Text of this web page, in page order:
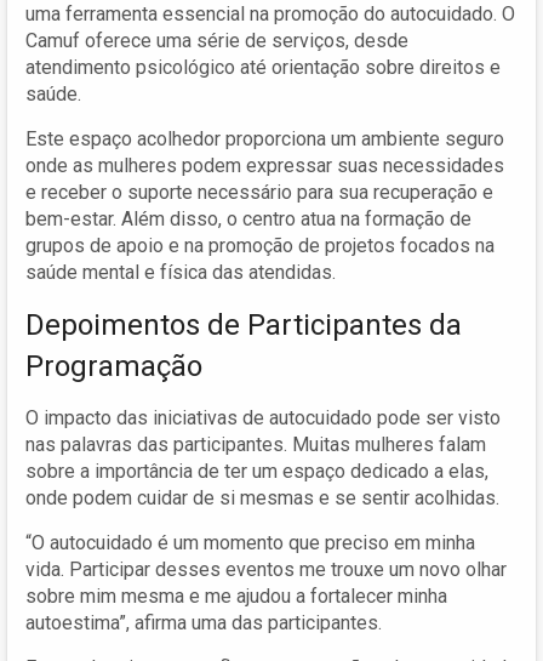
uma ferramenta essencial na promoção do autocuidado. O
Camuf oferece uma série de serviços, desde
atendimento psicológico até orientação sobre direitos e
saúde.
Este espaço acolhedor proporciona um ambiente seguro
onde as mulheres podem expressar suas necessidades
e receber o suporte necessário para sua recuperação e
bem-estar. Além disso, o centro atua na formação de
grupos de apoio e na promoção de projetos focados na
saúde mental e física das atendidas.
Depoimentos de Participantes da
Programação
O impacto das iniciativas de autocuidado pode ser visto
nas palavras das participantes. Muitas mulheres falam
sobre a importância de ter um espaço dedicado a elas,
onde podem cuidar de si mesmas e se sentir acolhidas.
“O autocuidado é um momento que preciso em minha
vida. Participar desses eventos me trouxe um novo olhar
sobre mim mesma e me ajudou a fortalecer minha
autoestima”, afirma uma das participantes.